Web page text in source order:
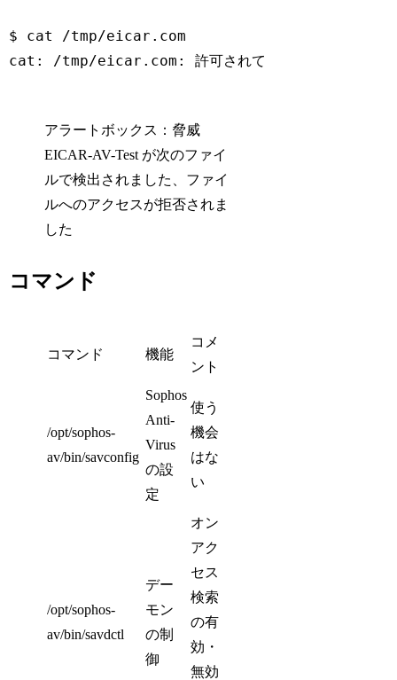
$ cat /tmp/eicar.com
アラートボックス：脅威
EICAR-AV-Test が次のファイ
ルで検出されました、ファイ
ルへのアクセスが拒否されま
した
コマンド
コマンド 機能
コメ
ント
/opt/sophos-
av/bin/savconfig
Sophos
Anti-
Virus
の設
定
使う
機会
はな
い
/opt/sophos-
av/bin/savdctl
デー
モン
の制
御
オン
アク
セス
検索
の有
効・
無効